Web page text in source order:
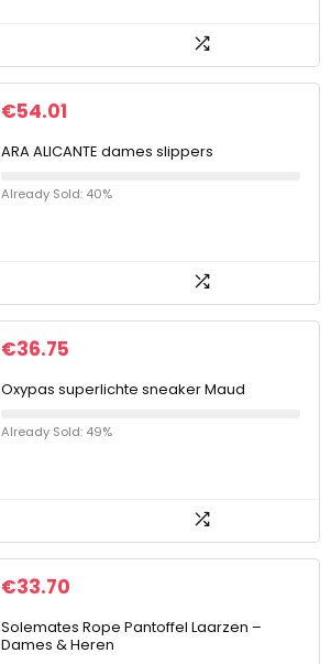
€54.01
ARA ALICANTE dames slippers
Already Sold: 40%
€36.75
Oxypas superlichte sneaker Maud
Already Sold: 49%
€33.70
Solemates Rope Pantoffel Laarzen –
Dames & Heren